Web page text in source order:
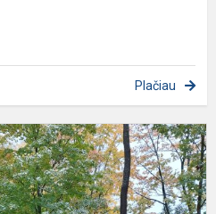
Plačiau